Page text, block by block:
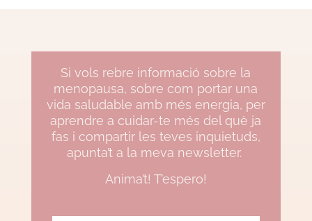
Si vols rebre informació sobre la
menopausa, sobre com portar una
vida saludable amb més energia, per
aprendre a cuidar-te més del què ja
fas i compartir les teves inquietuds,
apunta’t a la meva newsletter.
Anima’t! T’espero!